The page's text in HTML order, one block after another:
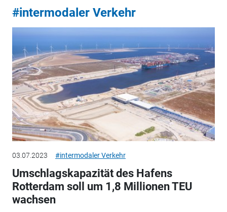
#intermodaler Verkehr
03.07.2023 #intermodaler Verkehr
Umschlagskapazität des Hafens
Rotterdam soll um 1,8 Millionen TEU
wachsen